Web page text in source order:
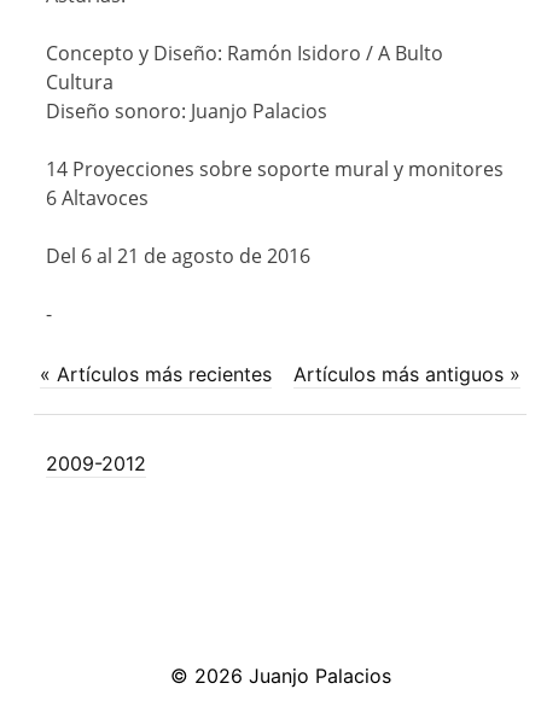
Concepto y Diseño: Ramón Isidoro / A Bulto
Cultura
Diseño sonoro: Juanjo Palacios
14 Proyecciones sobre soporte mural y monitores
6 Altavoces
Del 6 al 21 de agosto de 2016
-
« Artículos más recientes Artículos más antiguos »
2009-2012
© 2026 Juanjo Palacios